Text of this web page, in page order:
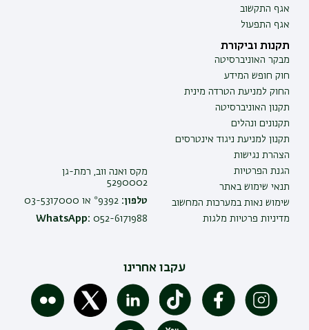
אגף התקשוב
אגף התפעול
תקנות וביקורת
מבקר האוניברסיטה
חוק חופש המידע
החוק למניעת הטרדה מינית
תקנון האוניברסיטה
תקנונים ונהלים
תקנון למניעת ניגוד אינטרסים
הצהרת נגישות
הגנת הפרטיות
תנאי שימוש באתר
שימוש נאות במערכות המחשוב
מדיניות פרטיות מלגות
מקס ואנה ווב, רמת-גן
5290002
טלפון:
WhatsApp: 052-6171988
עקבו אחרינו